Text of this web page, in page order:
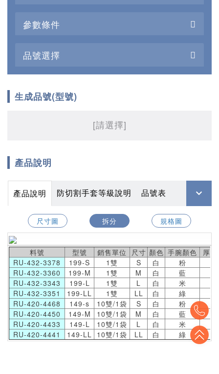
參數條件
品號選擇
生成品號(型號)
[請選擇]
產品說明
產品說明 防切割手套等級說明 品號表
尺寸圖 拆分 規格圖
料號 型號 銷售單位 尺寸 顏色 手腕顏色
厚
RU-432-3378
199-S 1雙 S 白 粉
RU-432-3360
199-M 1雙 M 白 藍
RU-432-3343
199-L 1雙 L 白 米
RU-432-3351
199-LL 1雙 LL 白 綠
RU-420-4468
149-s 10雙/1袋 S 白 粉
RU-420-4450
149-M 10雙/1袋 M 白 藍
RU-420-4433
149-L 10雙/1袋 L 白 米
RU-420-4441
149-LL 10雙/1袋 LL 白 綠